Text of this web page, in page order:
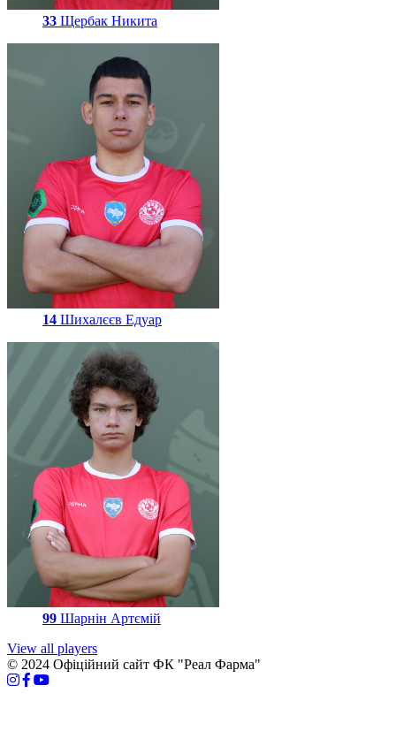
33 Щербак Никита
14 Шихалєєв Едуар
99 Шарнін Артємій
View all players
© 2024 Офіційний сайт ФК "Реал Фарма"